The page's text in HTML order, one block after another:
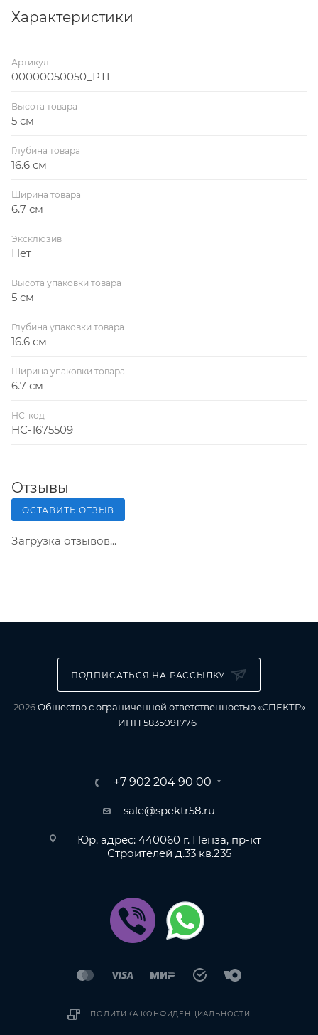
Характеристики
Артикул
00000050050_РТГ
Высота товара
5 см
Глубина товара
16.6 см
Ширина товара
6.7 см
Эксклюзив
Нет
Высота упаковки товара
5 см
Глубина упаковки товара
16.6 см
Ширина упаковки товара
6.7 см
НС-код
НС-1675509
Отзывы
ОСТАВИТЬ ОТЗЫВ
Загрузка отзывов...
ПОДПИСАТЬСЯ НА РАССЫЛКУ
2026Общество с ограниченной ответственностью «СПЕКТР»
ИНН 5835091776
+7 902 204 90 00
sale@spektr58.ru
Юр. адрес: 440060 г. Пенза, пр-кт
Строителей д.33 кв.235
ПОЛИТИКА КОНФИДЕНЦИАЛЬНОСТИ